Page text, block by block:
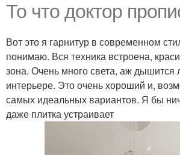
То что доктор
Вот это я гарнитур в современном
понимаю. Вся техника встроена,
зона. Очень много света, аж дышится
интерьере. Это очень хороший и,
самых идеальных вариантов. Я бы
даже плитка устраивает